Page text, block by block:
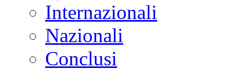
Internazionali
Nazionali
Conclusi